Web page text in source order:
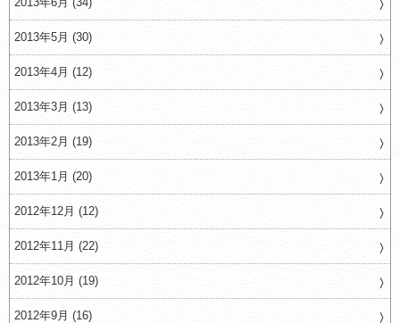
2013年5月 (30)
2013年4月 (12)
2013年3月 (13)
2013年2月 (19)
2013年1月 (20)
2012年12月 (12)
2012年11月 (22)
2012年10月 (19)
2012年9月 (16)